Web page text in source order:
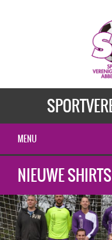
MENU
NIEUWE